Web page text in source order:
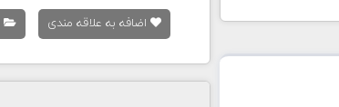
اضافه به علاقه مندی